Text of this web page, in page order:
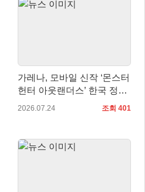
가레나, 모바일 신작 ‘몬스터
헌터 아웃랜더스’ 한국 정식
출시 확정… 사전예약 시작
2026.07.24 조회 401